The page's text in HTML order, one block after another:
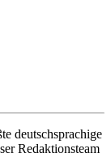
deutschsprachige
Redaktionsteam